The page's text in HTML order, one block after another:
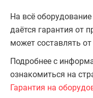
На всё
даётся гарантия от
может составлять
Подробнее с
ознакомиться на
Гарантия на